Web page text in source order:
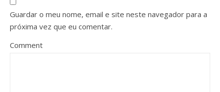
Guardar o meu nome, email e site neste navegador para a
próxima vez que eu comentar.
Comment